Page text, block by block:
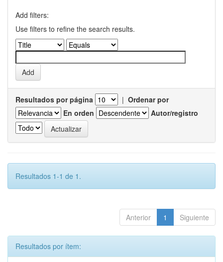
Add filters:
Use filters to refine the search results.
Resultados por página | Ordenar por
En orden
Autor/registro
Resultados 1-1 de 1.
Anterior 1 Siguiente
Resultados por ítem: